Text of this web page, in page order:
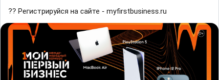
?? Регистрируйся на сайте - myfirstbusiness.ru